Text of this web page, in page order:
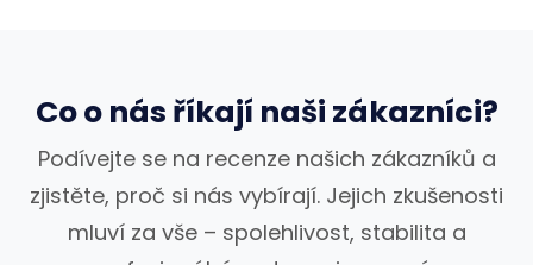
Co o nás říkají naši zákazníci?
Podívejte se na recenze našich zákazníků a
zjistěte, proč si nás vybírají. Jejich zkušenosti
mluví za vše – spolehlivost, stabilita a